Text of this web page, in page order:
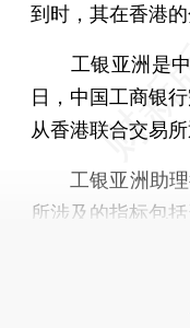
到时，其在香港
工银亚洲是中
日，中国工商银
从香港联合交易所
工银亚洲助理
所涉及的指标包括